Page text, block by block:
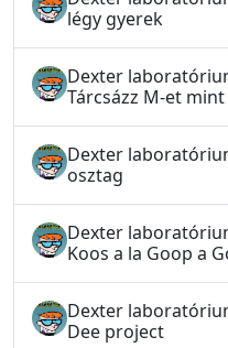
légy gyerek
Dexter
Tárcsázz M-et
Dexter
osztag
Dexter
Koos a la Goop a
Dexter
Dee project